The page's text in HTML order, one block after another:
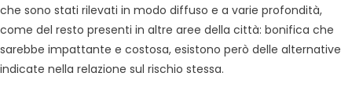
che sono stati rilevati in modo diffuso e a varie profondità,
come del resto presenti in altre aree della città: bonifica che
sarebbe impattante e costosa, esistono però delle alternative
indicate nella relazione sul rischio stessa.